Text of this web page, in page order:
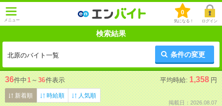
メニュー
0
気になる！ ログイン
検索結果
北原のバイト一覧 条件の変更
36件中1 ～ 36件表示 平均時給: 1,358 円
新着順 時給順 人気順
掲載日：2026.08.07